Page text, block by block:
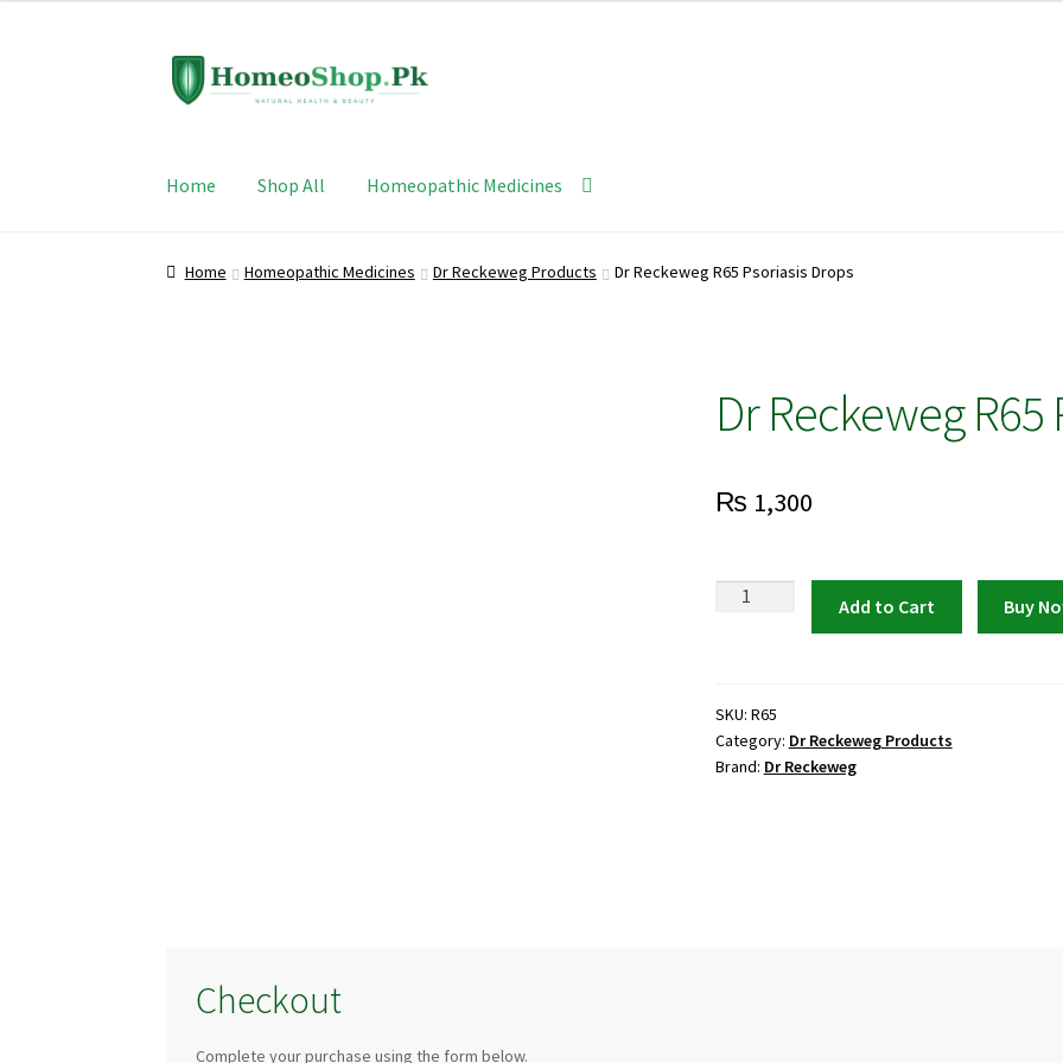
Skip
to
Skip
to
Home Shop All Homeopathic Medicines
Home Homeopathic Medicines Dr Reckeweg Products Dr Reckeweg R65 Psoriasis Drops
Dr Reckeweg R65
₨ 1,300
Drops
quantity
Add to Cart Buy
SKU: R65
Category: Dr Reckeweg Products
Brand: Dr Reckeweg
Checkout
Complete your purchase using the form below.